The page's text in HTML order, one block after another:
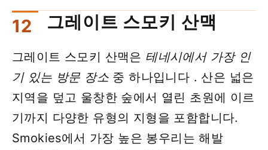
그레이트 스모키 산맥
그레이트 스모키 산맥은 테네시에서 가장 인
기 있는 방문 장소 중 하나입니다 . 산은 넓은
지역을 덮고 울창한 숲에서 열린 초원에 이르
기까지 다양한 유형의 지형을 포함합니다.
Smokies에서 가장 높은 봉우리는 해발